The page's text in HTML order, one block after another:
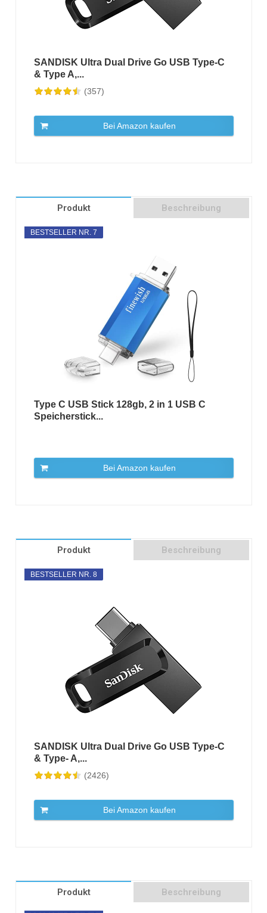
SANDISK Ultra Dual Drive Go USB Type-C
& Type A,...
(357)
Bei Amazon kaufen
Produkt Beschreibung
BESTSELLER NR. 7
Type C USB Stick 128gb, 2 in 1 USB C
Speicherstick...
Bei Amazon kaufen
Produkt Beschreibung
BESTSELLER NR. 8
SANDISK Ultra Dual Drive Go USB Type-C
& Type- A,...
(2426)
Bei Amazon kaufen
Produkt Beschreibung